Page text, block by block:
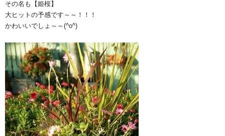
その名も【姫桜】
大ヒットの予感です～～！！！
かわいいでしょ～～(^o^)